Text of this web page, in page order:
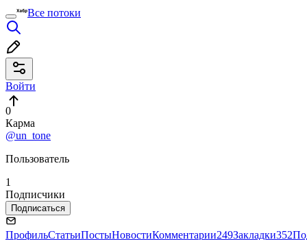
Все потоки
Войти
0
Карма
@un_tone
Пользователь
1
Подписчики
Подписаться
ПрофильСтатьиПостыНовостиКомментарии249Закладки352